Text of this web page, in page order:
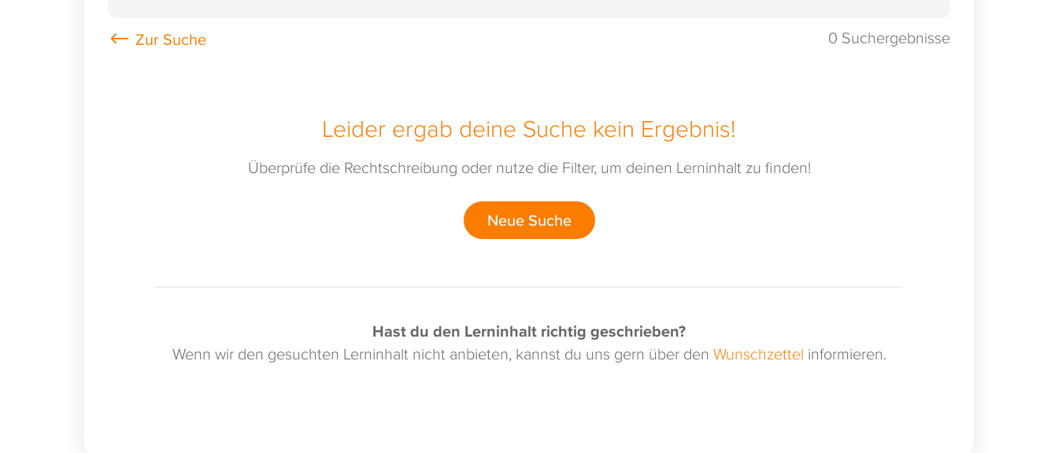
0 Suchergebnisse
Leider ergab deine Suche kein Ergebnis!
Überprüfe die Rechtschreibung oder nutze die Filter, um deinen Lerninhalt zu finden!
Neue Suche
Hast du den Lerninhalt richtig geschrieben?
Wenn wir den gesuchten Lerninhalt nicht anbieten, kannst du uns gern über den Wunschzettel informieren.